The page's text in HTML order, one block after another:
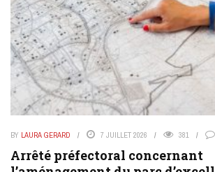
BY LAURA GERARD 7 JUILLET 2026 381
Arrêté préfectoral concernant